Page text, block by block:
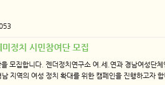
정치 시민참여단 모집
모집합니다. 젠더정치연구소 여.세.연과 경남여성단
지역의 여성 정치 확대를 위한 캠페인을 진행하고자